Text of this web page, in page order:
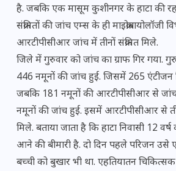
है. जबकि एक मासूम कुशीनगर के हाटा की
संक्रमितों की जांच एम्स के ही माइक्रोबायोलॉजी
आरटीपीसीआर जांच में तीनों संक्रमित मिले.
जिले में गुरुवार को जांच का ग्राफ गिर गया.
446 नमूनों की जांच हुई. जिसमें 265
जबकि 181 नमूनों की आरटीपीसीआर से
नमूनों की जांच हुई. इसमें आरटीपीसीआर से
मिले. बताया जाता है कि हाटा निवासी 12
आने की बीमारी है. दो दिन पहले परिजन
बच्ची को बुखार भी था. एहतियातन